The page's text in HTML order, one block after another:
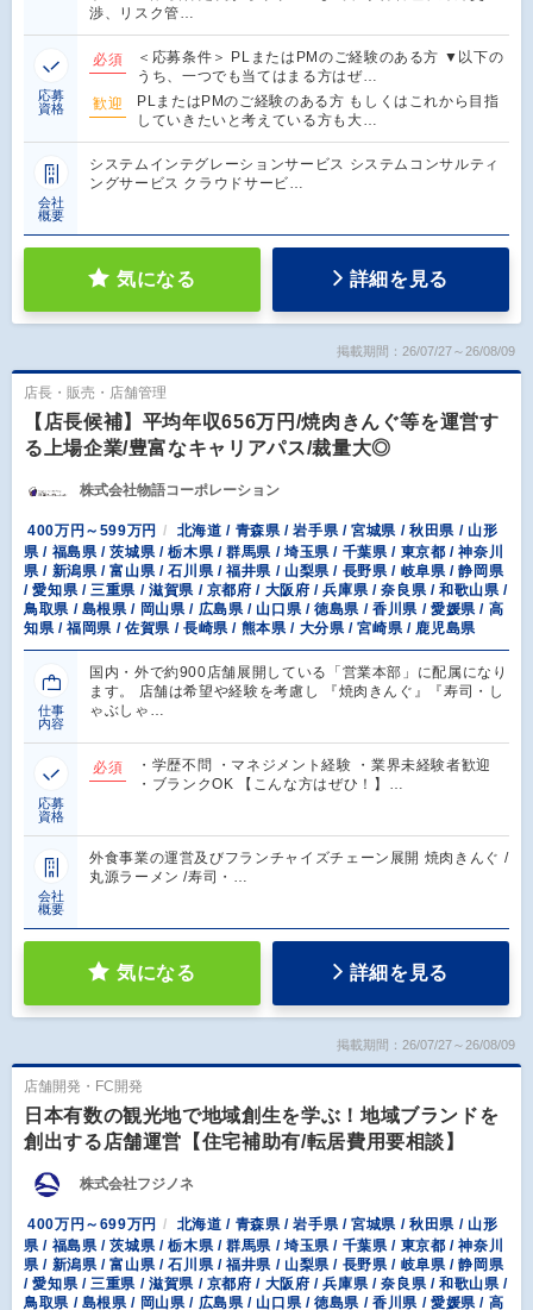
渉、リスク管…
応募
資格
必須
＜応募条件＞ PLまたはPMのご経験のある方 ▼以下の
うち、一つでも当てはまる方はぜ…
歓迎
PLまたはPMのご経験のある方 もしくはこれから目指
していきたいと考えている方も大…
会社
概要
システムインテグレーションサービス システムコンサルティ
ングサービス クラウドサービ…
気になる 詳細を見る
掲載期間：26/07/27～26/08/09
店長・販売・店舗管理
【店長候補】平均年収656万円/焼肉きんぐ等を運営す
る上場企業/豊富なキャリアパス/裁量大◎
株式会社物語コーポレーション
400万円～599万円
北海道 / 青森県 / 岩手県 / 宮城県 / 秋田県 / 山形
県 / 福島県 / 茨城県 / 栃木県 / 群馬県 / 埼玉県 / 千葉県 / 東京都 / 神奈川
県 / 新潟県 / 富山県 / 石川県 / 福井県 / 山梨県 / 長野県 / 岐阜県 / 静岡県
/ 愛知県 / 三重県 / 滋賀県 / 京都府 / 大阪府 / 兵庫県 / 奈良県 / 和歌山県 /
鳥取県 / 島根県 / 岡山県 / 広島県 / 山口県 / 徳島県 / 香川県 / 愛媛県 / 高
知県 / 福岡県 / 佐賀県 / 長崎県 / 熊本県 / 大分県 / 宮崎県 / 鹿児島県
仕事
内容
国内・外で約900店舗展開している「営業本部」に配属になり
ます。 店舗は希望や経験を考慮し 『焼肉きんぐ』『寿司・し
ゃぶしゃ…
応募
資格
必須
・学歴不問 ・マネジメント経験 ・業界未経験者歓迎
・ブランクOK 【こんな方はぜひ！】…
会社
概要
外食事業の運営及びフランチャイズチェーン展開 焼肉きんぐ /
丸源ラーメン /寿司・…
気になる 詳細を見る
掲載期間：26/07/27～26/08/09
店舗開発・FC開発
日本有数の観光地で地域創生を学ぶ！地域ブランドを
創出する店舗運営【住宅補助有/転居費用要相談】
株式会社フジノネ
400万円～699万円
北海道 / 青森県 / 岩手県 / 宮城県 / 秋田県 / 山形
県 / 福島県 / 茨城県 / 栃木県 / 群馬県 / 埼玉県 / 千葉県 / 東京都 / 神奈川
県 / 新潟県 / 富山県 / 石川県 / 福井県 / 山梨県 / 長野県 / 岐阜県 / 静岡県
/ 愛知県 / 三重県 / 滋賀県 / 京都府 / 大阪府 / 兵庫県 / 奈良県 / 和歌山県 /
鳥取県 / 島根県 / 岡山県 / 広島県 / 山口県 / 徳島県 / 香川県 / 愛媛県 / 高